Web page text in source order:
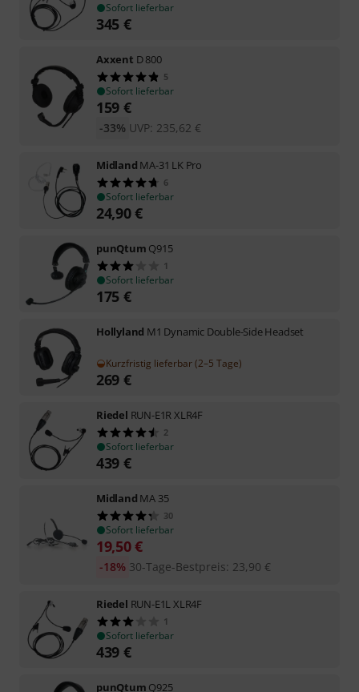
Sofort lieferbar
345 €
Axxent D 800
5
Sofort lieferbar
159 €
UVP: 235,62 €
-33%
Midland MA-31 LK Pro
6
Sofort lieferbar
24,90€
punQtum Q915
1
Sofort lieferbar
175 €
Hollyland M1 Dynamic Double-Side Headset
Kurzfristig lieferbar (2–5 Tage)
269 €
Riedel RUN-E1R XLR4F
2
Sofort lieferbar
439 €
Midland MA 35
30
Sofort lieferbar
19,50€
30-Tage-Bestpreis: 23,90 €
-18%
Riedel RUN-E1L XLR4F
1
Sofort lieferbar
439 €
punQtum Q925